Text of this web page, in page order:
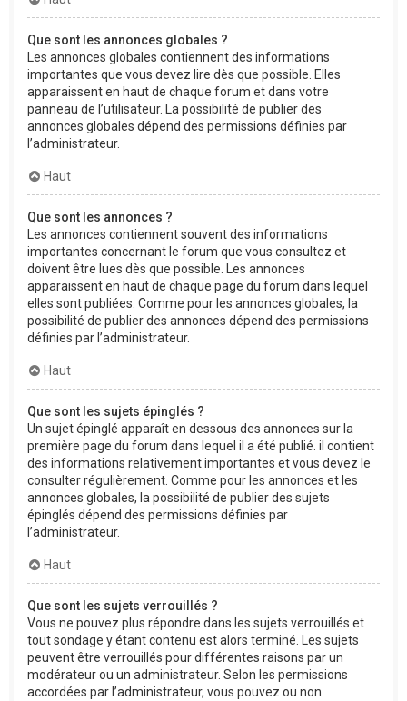
Que sont les annonces globales ?
Les annonces globales contiennent des informations
importantes que vous devez lire dès que possible. Elles
apparaissent en haut de chaque forum et dans votre
panneau de l’utilisateur. La possibilité de publier des
annonces globales dépend des permissions définies par
l’administrateur.
Haut
Que sont les annonces ?
Les annonces contiennent souvent des informations
importantes concernant le forum que vous consultez et
doivent être lues dès que possible. Les annonces
apparaissent en haut de chaque page du forum dans lequel
elles sont publiées. Comme pour les annonces globales, la
possibilité de publier des annonces dépend des permissions
définies par l’administrateur.
Haut
Que sont les sujets épinglés ?
Un sujet épinglé apparaît en dessous des annonces sur la
première page du forum dans lequel il a été publié. il contient
des informations relativement importantes et vous devez le
consulter régulièrement. Comme pour les annonces et les
annonces globales, la possibilité de publier des sujets
épinglés dépend des permissions définies par
l’administrateur.
Haut
Que sont les sujets verrouillés ?
Vous ne pouvez plus répondre dans les sujets verrouillés et
tout sondage y étant contenu est alors terminé. Les sujets
peuvent être verrouillés pour différentes raisons par un
modérateur ou un administrateur. Selon les permissions
accordées par l’administrateur, vous pouvez ou non